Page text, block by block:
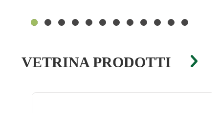
VETRINA PRODOTTI